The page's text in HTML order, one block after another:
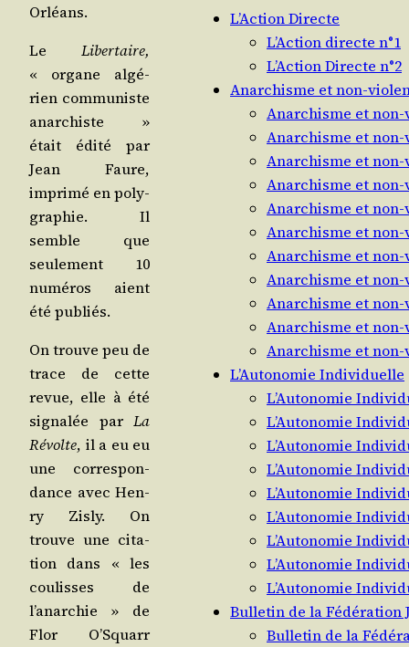
Orléans.
Le Liber­taire,
« organe algé­
rien com­mu­niste
anar­chiste »
était édi­té par
Jean Faure,
impri­mé en poly­
gra­phie. Il
semble que
seule­ment 10
numé­ros aient
été publiés.
On trouve peu de
trace de cette
revue, elle à été
signa­lée par La
Révolte, il a eu eu
une cor­res­pon­
dance avec Hen­
ry Zis­ly. On
trouve une cita­
tion dans « les
cou­lisses de
l’anarchie » de
Flor O’Squarr
L’Action Directe
L’Action directe n°1
L’Action Directe n°2
Anarchisme et non-
Anarchisme et non-
Anarchisme et non-
Anarchisme et non-
Anarchisme et non-
Anarchisme et non-
Anarchisme et non-
Anarchisme et non-
Anarchisme et non-
Anarchisme et non-
Anarchisme et non-
Anarchisme et non-
L’Autonomie Individuelle
L’Autonomie
L’Autonomie
L’Autonomie
L’Autonomie
L’Autonomie
L’Autonomie
L’Autonomie
L’Autonomie
L’Autonomie
Bulletin de la Fédération
Bulletin de la